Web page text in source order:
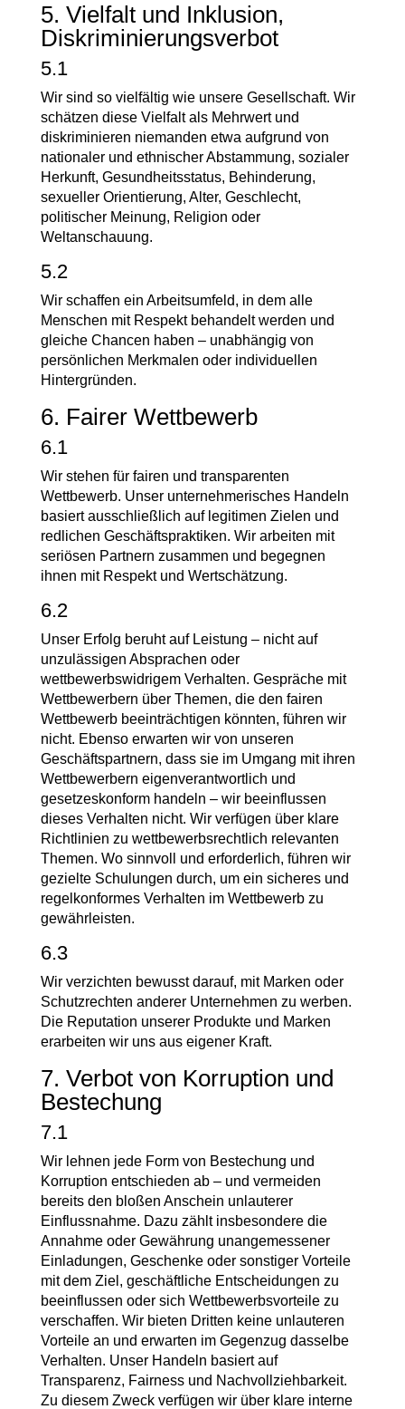
5. Vielfalt und Inklusion,
Diskriminierungsverbot
5.1
Wir sind so vielfältig wie unsere Gesellschaft. Wir
schätzen diese Vielfalt als Mehrwert und
diskriminieren niemanden etwa aufgrund von
nationaler und ethnischer Abstammung, sozialer
Herkunft, Gesundheitsstatus, Behinderung,
sexueller Orientierung, Alter, Geschlecht,
politischer Meinung, Religion oder
Weltanschauung.
5.2
Wir schaffen ein Arbeitsumfeld, in dem alle
Menschen mit Respekt behandelt werden und
gleiche Chancen haben – unabhängig von
persönlichen Merkmalen oder individuellen
Hintergründen.
6. Fairer Wettbewerb
6.1
Wir stehen für fairen und transparenten
Wettbewerb. Unser unternehmerisches Handeln
basiert ausschließlich auf legitimen Zielen und
redlichen Geschäftspraktiken. Wir arbeiten mit
seriösen Partnern zusammen und begegnen
ihnen mit Respekt und Wertschätzung.
6.2
Unser Erfolg beruht auf Leistung – nicht auf
unzulässigen Absprachen oder
wettbewerbswidrigem Verhalten. Gespräche mit
Wettbewerbern über Themen, die den fairen
Wettbewerb beeinträchtigen könnten, führen wir
nicht. Ebenso erwarten wir von unseren
Geschäftspartnern, dass sie im Umgang mit ihren
Wettbewerbern eigenverantwortlich und
gesetzeskonform handeln – wir beeinflussen
dieses Verhalten nicht. Wir verfügen über klare
Richtlinien zu wettbewerbsrechtlich relevanten
Themen. Wo sinnvoll und erforderlich, führen wir
gezielte Schulungen durch, um ein sicheres und
regelkonformes Verhalten im Wettbewerb zu
gewährleisten.
6.3
Wir verzichten bewusst darauf, mit Marken oder
Schutzrechten anderer Unternehmen zu werben.
Die Reputation unserer Produkte und Marken
erarbeiten wir uns aus eigener Kraft.
7. Verbot von Korruption und
Bestechung
7.1
Wir lehnen jede Form von Bestechung und
Korruption entschieden ab – und vermeiden
bereits den bloßen Anschein unlauterer
Einflussnahme. Dazu zählt insbesondere die
Annahme oder Gewährung unangemessener
Einladungen, Geschenke oder sonstiger Vorteile
mit dem Ziel, geschäftliche Entscheidungen zu
beeinflussen oder sich Wettbewerbsvorteile zu
verschaffen. Wir bieten Dritten keine unlauteren
Vorteile an und erwarten im Gegenzug dasselbe
Verhalten. Unser Handeln basiert auf
Transparenz, Fairness und Nachvollziehbarkeit.
Zu diesem Zweck verfügen wir über klare interne